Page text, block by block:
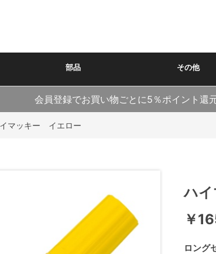
部品 その他
会員登録でお買い物ごとに5％ポイント還
マッキー イエロー
ロング
ハ
￥